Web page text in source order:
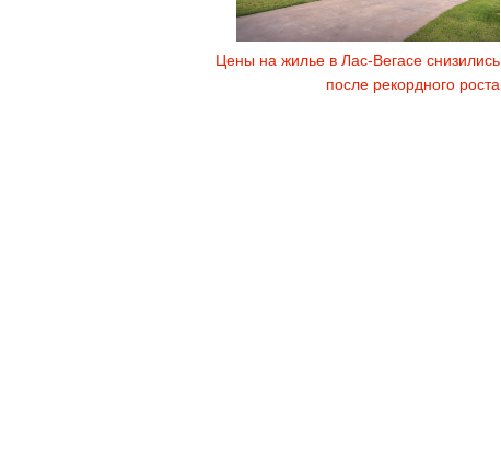
Цены на жилье в Лас-Вегасе снизились
после рекордного роста